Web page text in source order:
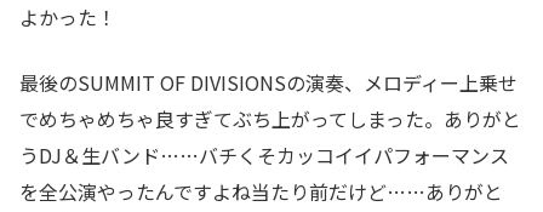
よかった！
最後のSUMMIT OF DIVISIONSの演奏、メロディー上乗せ
でめちゃめちゃ良すぎてぶち上がってしまった。ありがと
うDJ＆生バンド……バチくそカッコイイパフォーマンス
を全公演やったんですよね当たり前だけど……ありがと